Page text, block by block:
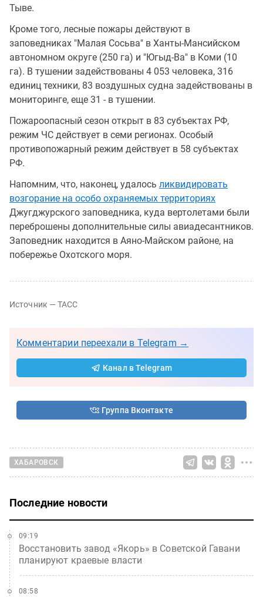
Тыве.
Кроме того, лесные пожары действуют в
заповедниках "Малая Сосьва" в Ханты-Мансийском
автономном округе (250 га) и "Югыд-Ва" в Коми (10
га). В тушении задействованы 4 053 человека, 316
единиц техники, 83 воздушных судна задействованы в
мониторинге, еще 31 - в тушении.
Пожароопасный сезон открыт в 83 субъектах РФ,
режим ЧС действует в семи регионах. Особый
противопожарный режим действует в 58 субъектах
РФ.
Напомним, что, наконец, удалось ликвидировать
возгорание на особо охраняемых территориях
Джугджурского заповедника, куда вертолетами были
переброшены дополнительные силы авиадесантников.
Заповедник находится в Аяно-Майском районе, на
побережье Охотского моря.
Источник — ТАСС
Комментарии переехали в Telegram →
Канал в Telegram
Группа Вконтакте
ХАБАРОВСК
Последние новости
Восстановить завод «Якорь» в Советской Гавани
планируют краевые власти
09:19
08:58